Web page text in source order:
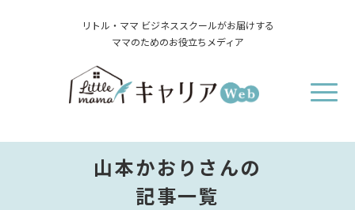
リトル・ママ ビジネススクールがお届けする
ママのためのお役立ちメディア
山本かおりさんの
記事一覧